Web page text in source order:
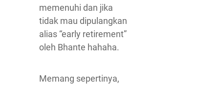
memenuhi dan jika
tidak mau dipulangkan
alias “early retirement”
oleh Bhante hahaha.
Memang sepertinya,